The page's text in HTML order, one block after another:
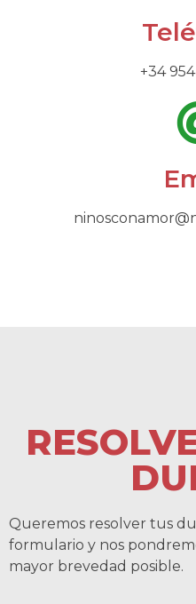
+34
Queremos resolver tus
formulario y nos
mayor brevedad posible.